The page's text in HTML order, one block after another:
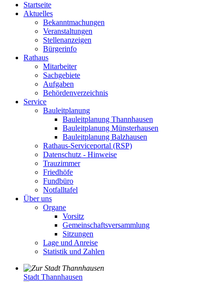
Startseite
Aktuelles
Bekanntmachungen
Veranstaltungen
Stellenanzeigen
Bürgerinfo
Rathaus
Mitarbeiter
Sachgebiete
Aufgaben
Behördenverzeichnis
Service
Bauleitplanung
Bauleitplanung Thannhausen
Bauleitplanung Münsterhausen
Bauleitplanung Balzhausen
Rathaus-Serviceportal (RSP)
Datenschutz - Hinweise
Trauzimmer
Friedhöfe
Fundbüro
Notfalltafel
Über uns
Organe
Vorsitz
Gemeinschaftsversammlung
Sitzungen
Lage und Anreise
Statistik und Zahlen
Stadt Thannhausen